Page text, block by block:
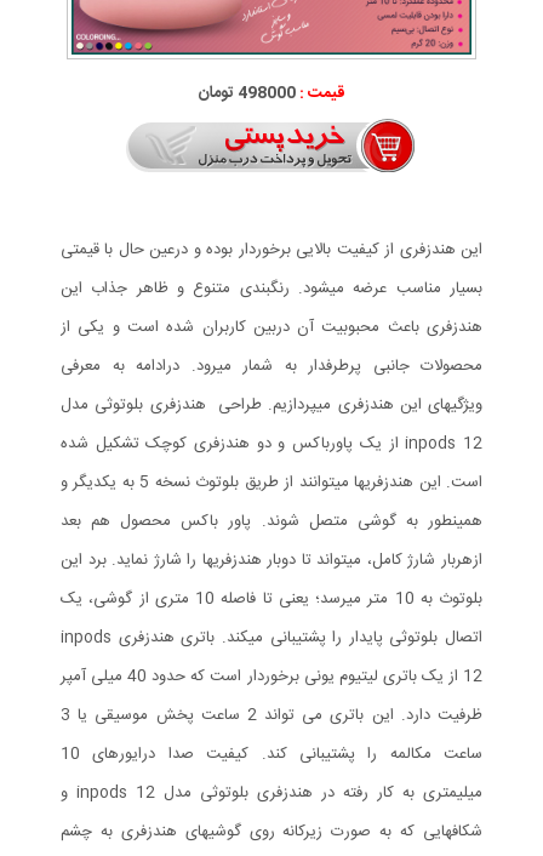
قیمت :498000 تومان
این هندزفری از کیفیت بالایی برخوردار بوده و درعین حال با قیمتی
بسیار مناسب عرضه میشود. رنگبندی متنوع و ظاهر جذاب این
هندزفری باعث محبوبیت آن دربین کاربران شده است و یکی از
محصولات جانبی پرطرفدار به شمار میرود. درادامه به معرفی
ویژگیهای این هندزفری میپردازیم. طراحی هندزفری بلوتوثی مدل
inpods 12 از یک پاورباکس و دو هندزفری کوچک تشکیل شده
است. این هندزفریها میتوانند از طریق بلوتوث نسخه 5 به یکدیگر و
همینطور به گوشی متصل شوند. پاور باکس محصول هم بعد
ازهربار شارژ کامل، میتواند تا دوبار هندزفریها را شارژ نماید. برد این
بلوتوث به 10 متر میرسد؛ یعنی تا فاصله 10 متری از گوشی، یک
اتصال بلوتوثی پایدار را پشتیبانی میکند. باتری هندزفری inpods
12 از یک باتری لیتیوم یونی برخوردار است که حدود 40 میلی آمپر
ظرفیت دارد. این باتری می تواند 2 ساعت پخش موسیقی یا 3
ساعت مکالمه را پشتیبانی کند. کیفیت صدا درایورهای 10
میلیمتری به کار رفته در هندزفری بلوتوثی مدل inpods 12 و
شکافهایی که به صورت زیرکانه روی گوشیهای هندزفری به چشم